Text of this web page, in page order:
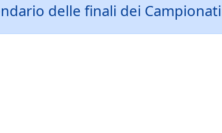
delle finali dei